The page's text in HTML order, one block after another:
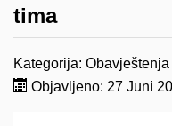
tima
Kategorija: Obavještenja
Objavljeno: 27 Juni